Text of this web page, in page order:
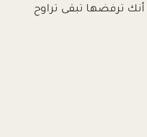
أنك ترفضها تبقى تراوح